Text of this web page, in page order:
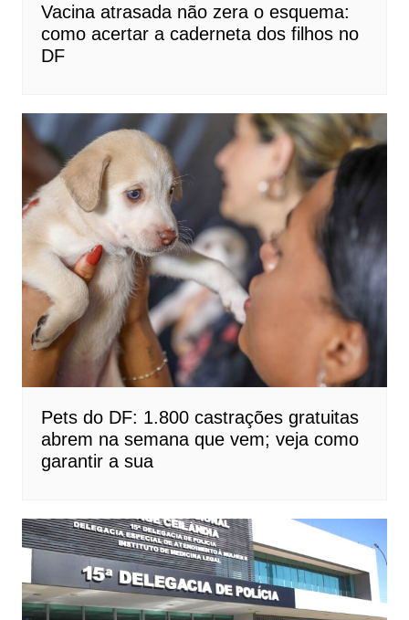
Vacina atrasada não zera o esquema:
como acertar a caderneta dos filhos no
DF
Pets do DF: 1.800 castrações gratuitas
abrem na semana que vem; veja como
garantir a sua